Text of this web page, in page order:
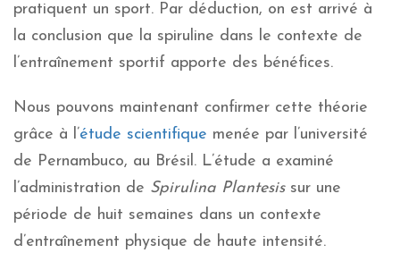
pratiquent un sport. Par déduction, on est arrivé à
la conclusion que la spiruline dans le contexte de
l’entraînement sportif apporte des bénéfices.
Nous pouvons maintenant confirmer cette théorie
grâce à l’étude scientifique menée par l’université
de Pernambuco, au Brésil. L’étude a examiné
l’administration de Spirulina Plantesissur une
période de huit semaines dans un contexte
d’entraînement physique de haute intensité.